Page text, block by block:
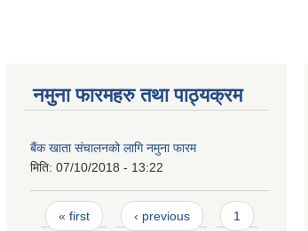
नमुना फारमहरु तथा पाठ्यक्रम
बैंक खाता संचालनको लागि नमुना फारम
मिति: 07/10/2018 - 13:22
Pages
« first ‹ previous 1